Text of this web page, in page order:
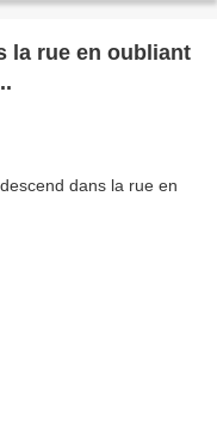
la rue en oubliant